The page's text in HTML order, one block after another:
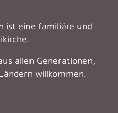
ist eine familiäre und
allen Generationen,
willkommen.